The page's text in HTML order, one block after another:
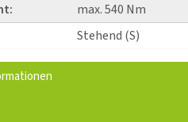
max. 540 Nm
Stehend (S)